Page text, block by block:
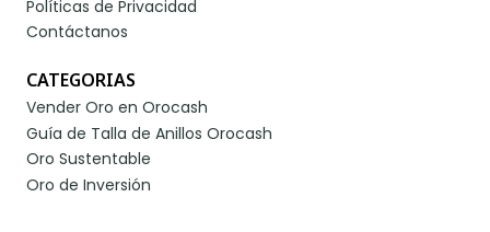
Políticas de Privacidad
Contáctanos
CATEGORIAS
Vender Oro en Orocash
Guía de Talla de Anillos Orocash
Oro Sustentable
Oro de Inversión